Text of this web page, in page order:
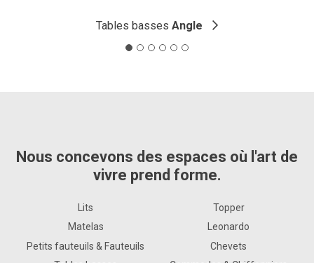
Tables basses Angle
Nous concevons des espaces où l'art de
vivre prend forme.
Lits
Matelas
Petits fauteuils & Fauteuils
Topper
Leonardo
Chevets